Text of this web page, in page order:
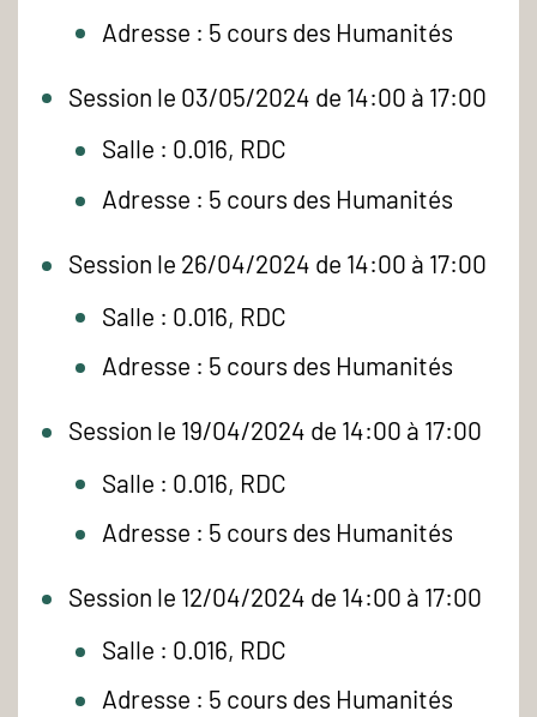
Adresse : 5 cours des Humanités
Session le 03/05/2024 de 14:00 à 17:00
Salle : 0.016, RDC
Adresse : 5 cours des Humanités
Session le 26/04/2024 de 14:00 à 17:00
Salle : 0.016, RDC
Adresse : 5 cours des Humanités
Session le 19/04/2024 de 14:00 à 17:00
Salle : 0.016, RDC
Adresse : 5 cours des Humanités
Session le 12/04/2024 de 14:00 à 17:00
Salle : 0.016, RDC
Adresse : 5 cours des Humanités